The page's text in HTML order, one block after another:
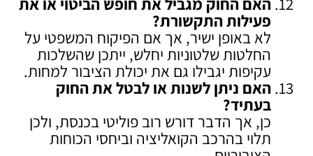
פעילות התקשורת?
לא באופן ישיר, אך אם הפיקוח המשפטי על
החלטות שלטוניות יחלש, ייתכן שהשלכות
עקיפות יגבילו גם את יכולת הציבור למחות.
האם ניתן לשנות או לבטל את החוק
בעתיד?
כן, אך הדבר דורש רוב פוליטי בכנסת, ולכן
תלוי בהרכב הקואליציה וביחסי הכוחות